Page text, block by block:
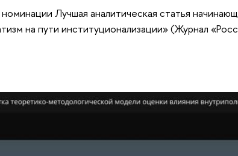
Лучшая аналитическая статья
на пути институционализации» (Журнал